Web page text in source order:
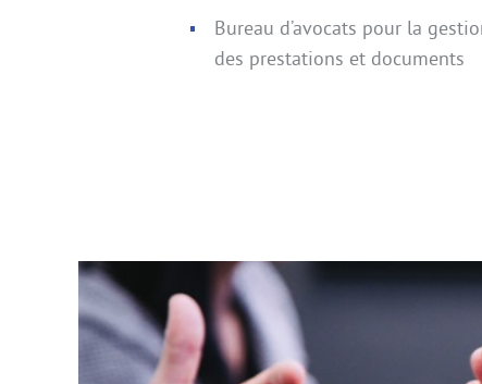
Bureau d’avocats pour la
des prestations et documents